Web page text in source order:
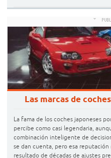
Las marcas de
La fama de los coches japoneses
percibe como casi legendaria,
combinación inteligente de
se dan cuenta, pero esa
resultado de décadas de ajustes